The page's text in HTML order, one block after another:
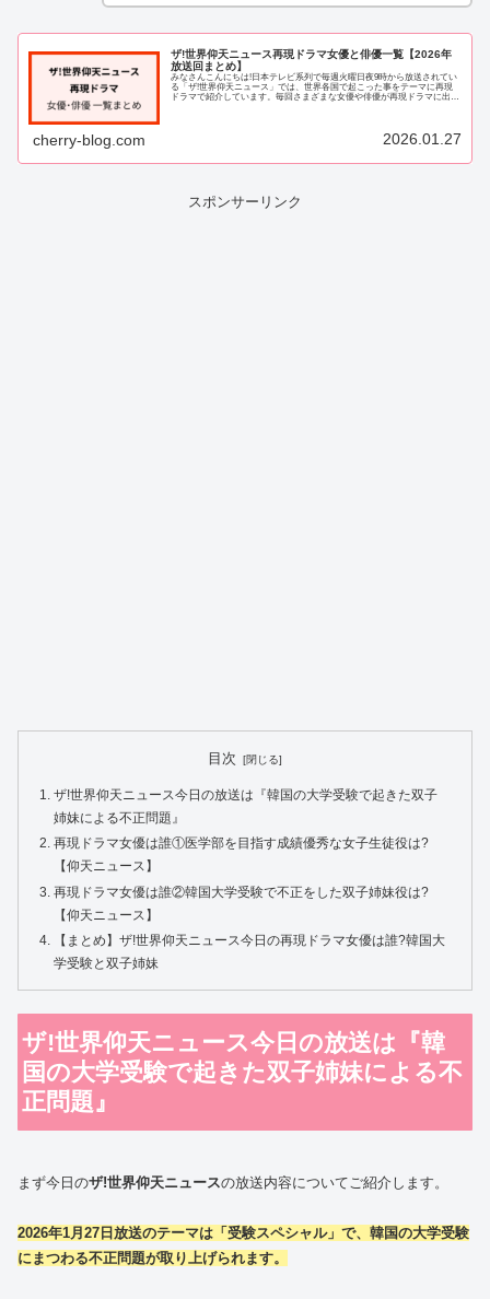
ザ!世界仰天ニュース再現ドラマ女優と俳優一覧【2026年
放送回まとめ】
みなさんこんにちは!日本テレビ系列で毎週火曜日夜9時から放送されてい
る「ザ!世界仰天ニュース」では、世界各国で起こった事をテーマに再現
ドラマで紹介しています。毎回さまざまな女優や俳優が再現ドラマに出演
cherry-blog.com 2026.01.27
スポンサーリンク
目次
ザ!世界仰天ニュース今日の放送は『韓国の大学受験で起きた双子
姉妹による不正問題』
再現ドラマ女優は誰①医学部を目指す成績優秀な女子生徒役は?
【仰天ニュース】
再現ドラマ女優は誰②韓国大学受験で不正をした双子姉妹役は?
【仰天ニュース】
【まとめ】ザ!世界仰天ニュース今日の再現ドラマ女優は誰?韓国大
学受験と双子姉妹
ザ!世界仰天ニュース今日の放送は『韓
国の大学受験で起きた双子姉妹による不
正問題』
まず今日のザ!世界仰天ニュースの放送内容についてご紹介します。
2026年1月27日放送のテーマは「受験スペシャル」で、韓国の大学受験
にまつわる不正問題が取り上げられます。